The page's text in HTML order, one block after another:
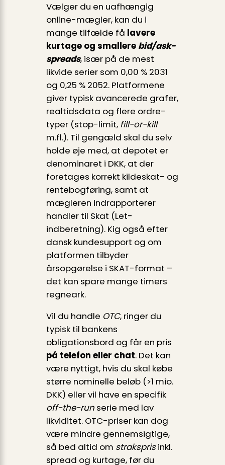
Vælger du en uafhængig
online-mægler, kan du i
mange tilfælde få lavere
kurtage og smallere bid/ask-
spreads, især på de mest
likvide serier som 0,00 % 2031
og 0,25 % 2052. Platformene
giver typisk avancerede grafer,
realtidsdata og flere ordre­
typer (stop-limit, fill-or-kill
m.fl.). Til gengæld skal du selv
holde øje med, at depotet er
denominaret i DKK, at der
foretages korrekt kildeskat- og
rentebogføring, samt at
mægleren indrapporterer
handler til Skat (Let-
indberetning). Kig også efter
dansk kundesupport og om
platformen tilbyder
årsopgørelse i SKAT-format –
det kan spare mange timers
regneark.
Vil du handle OTC, ringer du
typisk til bankens
obligationsbord og får en pris
på telefon eller chat. Det kan
være nyttigt, hvis du skal købe
større nominelle beløb (>1 mio.
DKK) eller vil have en specifik
off-the-runserie med lav
likviditet. OTC-priser kan dog
være mindre gennemsigtige,
så bed altid om straksprisinkl.
spread og kurtage, før du